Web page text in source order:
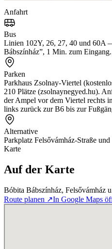
Anfahrt
Bus
Linien 102Y, 26, 27, 40 und 60A
Bábszínház”, 1 Min. zum Eingang.
Parken
Parkhaus Zsolnay-Viertel
210 Plätze (zsolnaynegyed.hu).
der Ampel vor dem Viertel rechts
links zurück zur B6 bis zur
Alternative
Parkplatz Felsővámház-Straße
Karte
Auf der Karte
Bóbita Bábszínház, Felsővámház
Route planen ↗In Google Maps